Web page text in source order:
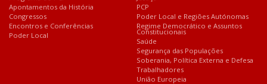
Apontamentos da História
Congressos
Encontros e Conferências
Poder Local
PCP
Poder Local e Regiões Autónomas
Regime Democrático e Assuntos
Constitucionais
Saúde
Segurança das Populações
Soberania, Política Externa e Defesa
Trabalhadores
União Europeia